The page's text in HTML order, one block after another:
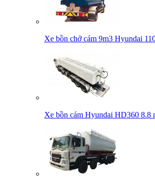
Xe bồn chở cám 9m3 Hyundai
Xe bồn cám Hyundai HD360 8.8